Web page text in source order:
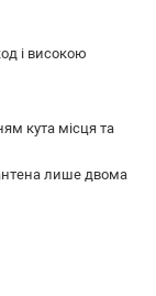
і високою
кута місця та
лише двома